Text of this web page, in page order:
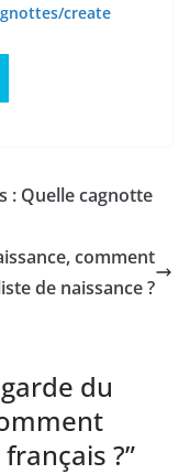
create
: Quelle cagnotte
comment
de naissance ?
du
?”